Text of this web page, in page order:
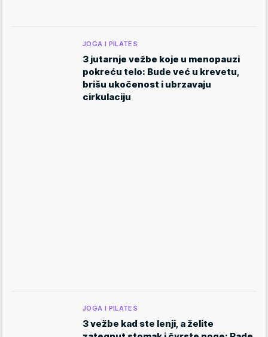
JOGA I PILATES
3 jutarnje vežbe koje u menopauzi
pokreću telo: Bude već u krevetu,
brišu ukočenost i ubrzavaju
cirkulaciju
JOGA I PILATES
3 vežbe kad ste lenji, a želite